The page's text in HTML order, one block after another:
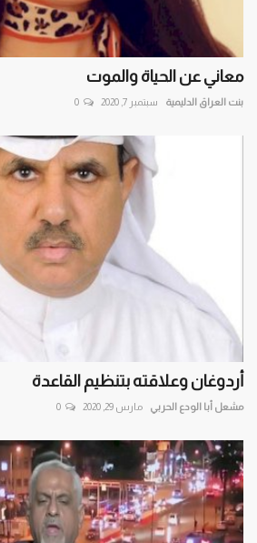
معاني عن الحياة والموت
بنت العراق الدليمية سبتمبر 7, 2020 0
أردوغان وعلاقته بتنظيم القاعدة
مشعل أبا الودع الحربي مارس 29, 2020 0